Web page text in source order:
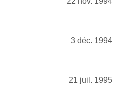
3 déc. 1994
21 juil. 1995